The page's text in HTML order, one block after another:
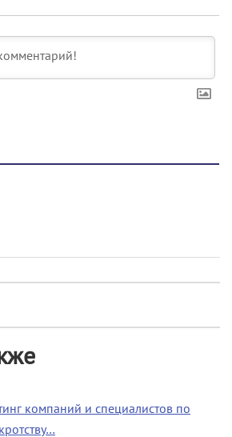
компаний и специалистов по